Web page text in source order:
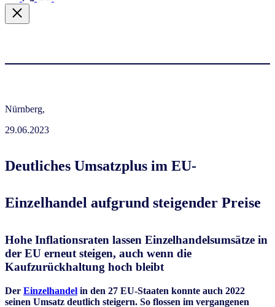
Nürnberg,
29.06.2023
Deutliches Umsatzplus im EU-
Einzelhandel aufgrund steigender Preise
Hohe Inflationsraten lassen Einzelhandelsumsätze in
der EU erneut steigen, auch wenn die
Kaufzurückhaltung hoch bleibt
Der Einzelhandel in den 27 EU-Staaten konnte auch 2022
seinen Umsatz deutlich steigern. So flossen im vergangenen